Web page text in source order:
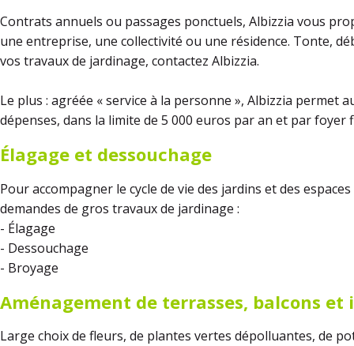
Contrats annuels ou passages ponctuels, Albizzia vous
une entreprise, une collectivité ou une résidence. Tonte,
vos travaux de jardinage, contactez Albizzia.
Le plus : agréée « service à la personne », Albizzia permet
dépenses, dans la limite de 5 000 euros par an et par foyer
Élagage et dessouchage
Pour accompagner le cycle de vie des jardins et des
demandes de gros travaux de jardinage :
- Élagage
- Dessouchage
- Broyage
Aménagement de terrasses, balcons et
Large choix de fleurs, de plantes vertes dépolluantes, de